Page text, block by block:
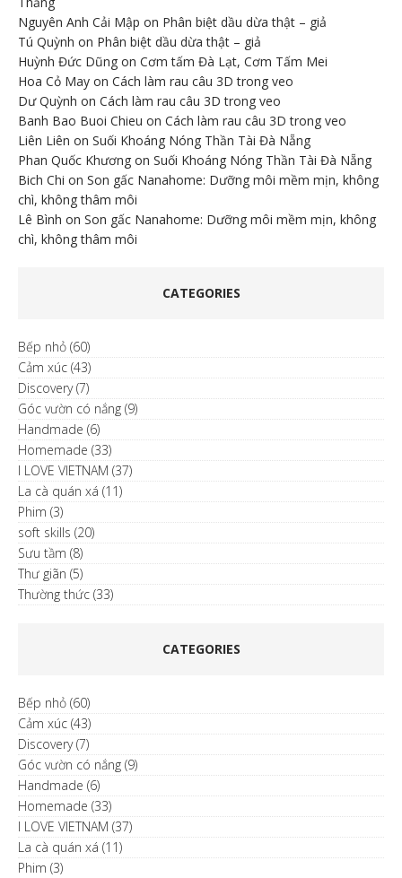
Nguyên Anh Cải Mập on Phân biệt dầu dừa thật – giả
Tú Quỳnh on Phân biệt dầu dừa thật – giả
Huỳnh Đức Dũng on Cơm tấm Đà Lạt, Cơm Tấm Mei
Hoa Cỏ May on Cách làm rau câu 3D trong veo
Dư Quỳnh on Cách làm rau câu 3D trong veo
Banh Bao Buoi Chieu on Cách làm rau câu 3D trong veo
Liên Liên on Suối Khoáng Nóng Thần Tài Đà Nẵng
Phan Quốc Khương on Suối Khoáng Nóng Thần Tài Đà Nẵng
Bich Chi on Son gấc Nanahome: Dưỡng môi mềm mịn, không
chì, không thâm môi
Lê Bình on Son gấc Nanahome: Dưỡng môi mềm mịn, không
chì, không thâm môi
CATEGORIES
Bếp nhỏ (60)
Cảm xúc (43)
Discovery(7)
Góc vườn có nắng (9)
Handmade (6)
Homemade (33)
I LOVE VIETNAM (37)
La cà quán xá (11)
Phim (3)
soft skills (20)
Sưu tầm (8)
Thư giãn (5)
Thường thức (33)
CATEGORIES
Bếp nhỏ (60)
Cảm xúc (43)
Discovery(7)
Góc vườn có nắng (9)
Handmade (6)
Homemade (33)
I LOVE VIETNAM (37)
La cà quán xá (11)
Phim (3)